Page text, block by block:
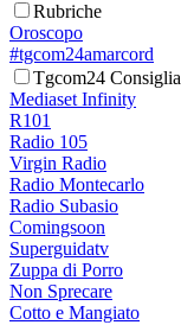
Rubriche
Oroscopo
#tgcom24amarcord
Tgcom24 Consiglia
Mediaset Infinity
R101
Radio 105
Virgin Radio
Radio Montecarlo
Radio Subasio
Comingsoon
Superguidatv
Zuppa di Porro
Non Sprecare
Cotto e Mangiato